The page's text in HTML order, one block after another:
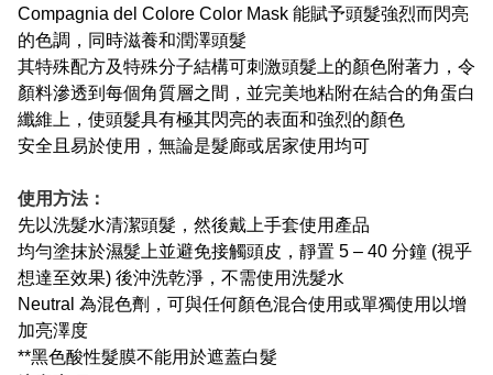
Compagnia del Colore Color Mask 能賦予頭髮強烈而閃亮
的色調，同時滋養和潤澤頭髮
其特殊配方及特殊分子結構可刺激頭髮上的顏色附著力，令
顏料滲透到每個角質層之間，並完美地粘附在結合的角蛋白
纖維上，使頭髮具有極其閃亮的表面和強烈的顏色
安全且易於使用，無論是髮廊或居家使用均可
使用方法：
先以洗髮水清潔頭髮，然後戴上手套使用產品
均勻塗抹於濕髮上並避免接觸頭皮，靜置 5 – 40 分鐘 (視乎
想達至效果) 後沖洗乾淨，不需使用洗髮水
Neutral 為混色劑，可與任何顏色混合使用或單獨使用以增
加亮澤度
**黑色酸性髮膜不能用於遮蓋白髮